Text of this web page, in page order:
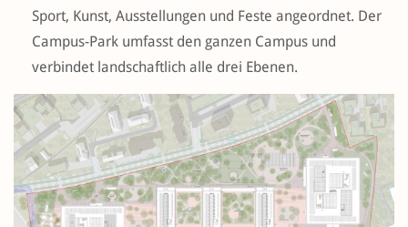
Sport, Kunst, Ausstellungen und Feste angeordnet. Der
Campus-Park umfasst den ganzen Campus und
verbindet landschaftlich alle drei Ebenen.